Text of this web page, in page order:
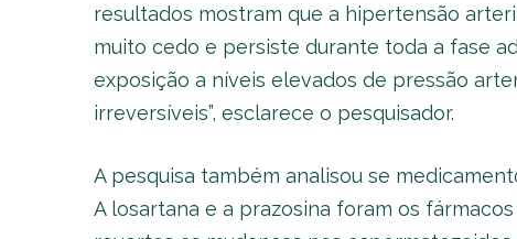
resultados mostram que a hipertensão
muito cedo e persiste durante toda a fase
exposição a níveis elevados de pressão
irreversíveis”, esclarece o pesquisador.
A pesquisa também analisou se
A losartana e a prazosina foram os